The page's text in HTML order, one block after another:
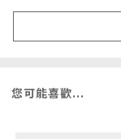
您可能喜歡...